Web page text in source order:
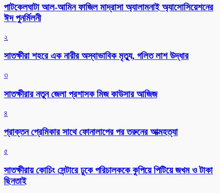
পাটকেলঘাটা আল-আমিন ফাজিল মাদ্রাসা অ্যালামনাই অ্যাসোসিয়েশনের
ঈদ পুনর্মিলনী
২
সাতক্ষীরা শহরে এক নারীর অস্বাভাবিক মৃত্যু, গলিত লাশ উদ্ধার
৩
সাতক্ষীরার নতুন জেলা প্রশাসক মিজ কাউসার আজিজ
৪
প্রাক্তন প্রেমিকার সাথে ফোনালাপের পর তরুনের আত্মহত্যা
৫
সাতক্ষীরায় কোচিং সেন্টারে ঢুকে পরিচালককে কুপিয়ে পিটিয়ে জখম ও টাকা
ছিনতাই